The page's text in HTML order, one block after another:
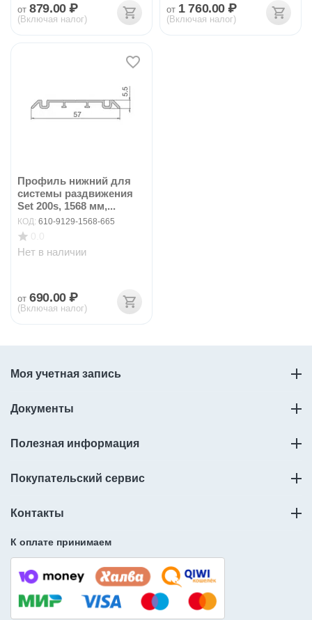
от 879.00 ₽
(Включая налог)
от 1 760.00 ₽
(Включая налог)
Профиль нижний для
системы раздвижения
Set 200s, 1568 мм,...
КОД: 610-9129-1568-665
Нет в наличии
от 690.00 ₽
(Включая налог)
Моя учетная запись
Документы
Полезная информация
Покупательский сервис
Контакты
К оплате принимаем